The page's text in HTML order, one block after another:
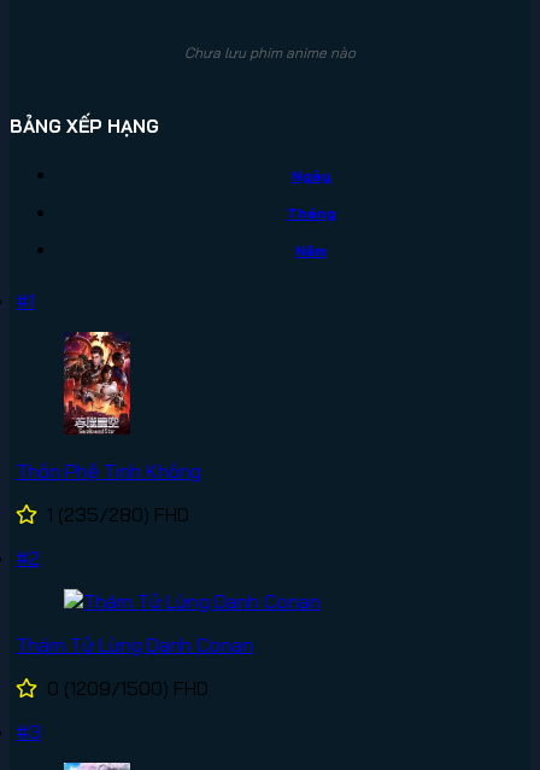
Chưa lưu phim anime nào
BẢNG XẾP HẠNG
Ngày
Tháng
Năm
#1
Thôn Phệ Tinh Không
1 (235/280) FHD
#2
Thám Tử Lừng Danh Conan
0 (1209/1500) FHD
#3